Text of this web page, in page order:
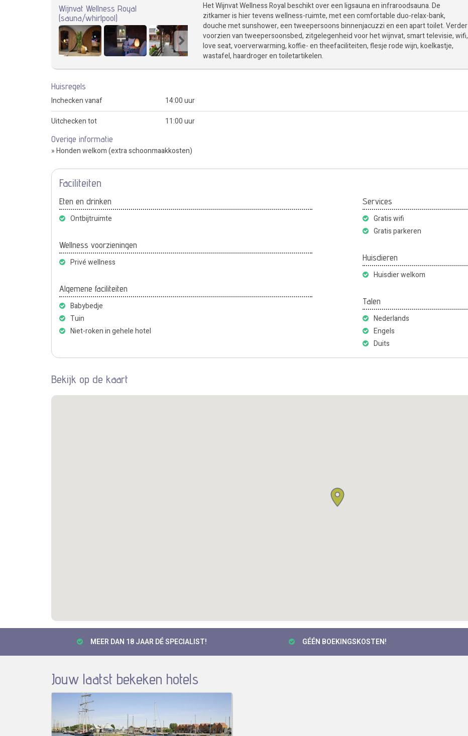
Wijnvat Wellness Royal
(sauna/whirlpool)
Het Wijnvat Wellness Royal beschikt over een ligsauna en infraroodsauna. De
zitkamer is hier tevens wellness-ruimte, met een comfortable duo-relax-bank,
douche met sunshower, een tweepersoons binnenjacuzzi en een apart toilet. Verder
voorzien van tweepersoonsbed, zitgelegenheid voor het wijnvat, smart televisie, wifi,
love seat, voerverwarming, koffie- en theefaciliteiten, flesje rode wijn, koelkastje,
wastafel, haardroger en toiletartikelen.
Huisregels
Inchecken vanaf
14:00 uur
Uitchecken tot
11:00 uur
Overige informatie
» Honden welkom (extra schoonmaakkosten)
Faciliteiten
Eten en drinken
Ontbijtruimte
Wellness voorzieningen
Privé wellness
Algemene faciliteiten
Babybedje
Tuin
Niet-roken in gehele hotel
Services
Gratis wifi
Gratis parkeren
Huisdieren
Huisdier welkom
Talen
Nederlands
Engels
Duits
Bekijk op de kaart
MEER DAN 18 JAAR DÉ SPECIALIST! GÉÉN BOEKINGSKOSTEN!
Jouw laatst bekeken hotels